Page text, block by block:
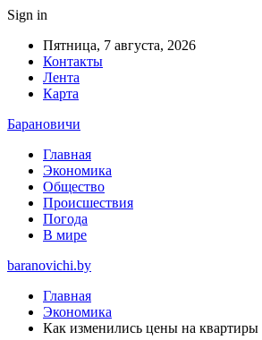
Sign in
Пятница, 7 августа, 2026
Контакты
Лента
Карта
Барановичи
Главная
Экономика
Общество
Происшествия
Погода
В мире
baranovichi.by
Главная
Экономика
Как изменились цены на квартиры